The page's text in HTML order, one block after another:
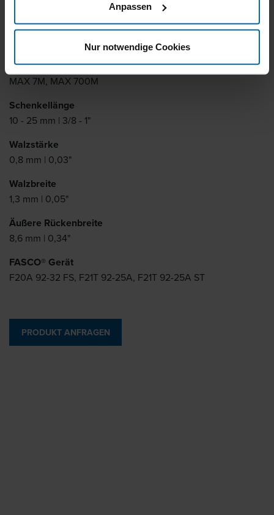
Anpassen
Nur notwendige Cookies
BECK 7 M
Ähnlich wie
MAX 7M, MAX 700M
Schenkellänge
10 - 25 mm | 3/8 - 1"
Walzstärke
0,8 mm | 0,03"
Walzbreite
1,3 mm | 0,05"
Äußere Rückenbreite
8,6 mm | 0,34"
FASCO® Gerät
F20A 92-32 FS, F21T 92-25A, F21T 92-25A ST
PRODUKT ANFRAGEN